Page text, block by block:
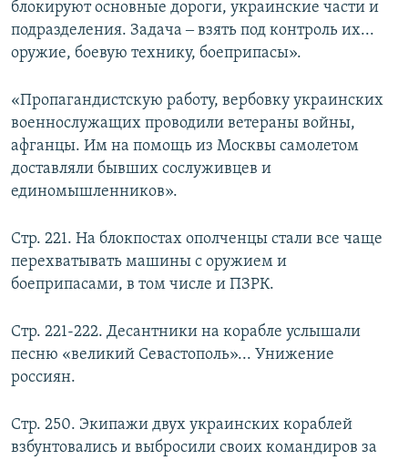
блокируют основные дороги, украинские части и
подразделения. Задача ‒ взять под контроль их...
оружие, боевую технику, боеприпасы».
«Пропагандистскую работу, вербовку украинских
военнослужащих проводили ветераны войны,
афганцы. Им на помощь из Москвы самолетом
доставляли бывших сослуживцев и
единомышленников».
Стр. 221. На блокпостах ополченцы стали все чаще
перехватывать машины с оружием и
боеприпасами, в том числе и ПЗРК.
Стр. 221-222. Десантники на корабле услышали
песню «великий Севастополь»... Унижение
россиян.
Стр. 250. Экипажи двух украинских кораблей
взбунтовались и выбросили своих командиров за